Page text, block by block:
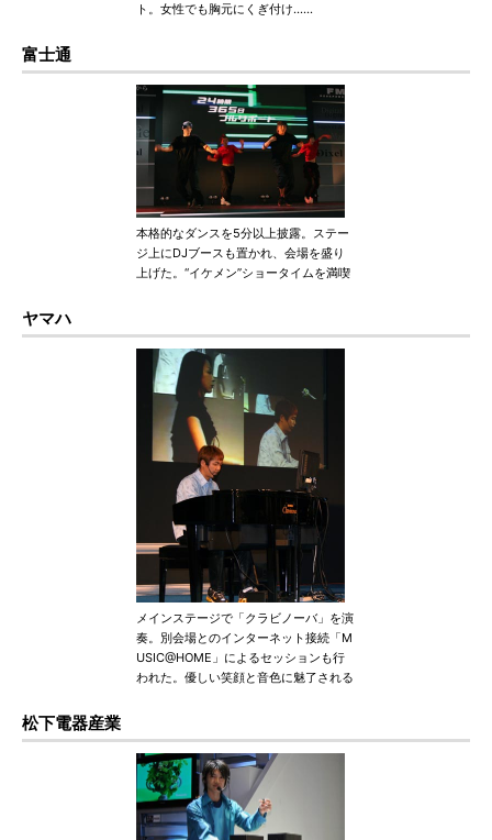
ト。女性でも胸元にくぎ付け……
富士通
本格的なダンスを5分以上披露。ステー
ジ上にDJブースも置かれ、会場を盛り
上げた。“イケメン”ショータイムを満喫
ヤマハ
メインステージで「クラビノーバ」を演
奏。別会場とのインターネット接続「M
USIC@HOME」によるセッションも行
われた。優しい笑顔と音色に魅了される
松下電器産業